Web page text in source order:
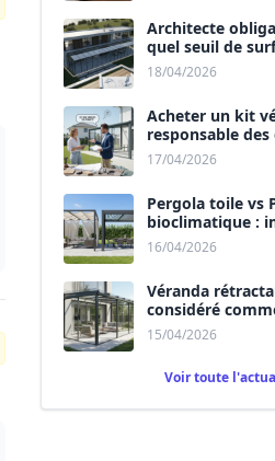
Architecte
quel seuil de
(Maison +
18/04/2026
Acheter un kit
responsable
vendeur ou vous ?
17/04/2026
Pergola toile vs
bioclimatique :
d’aménagement.
16/04/2026
Véranda
considéré
permanente ?
15/04/2026
Voir toute